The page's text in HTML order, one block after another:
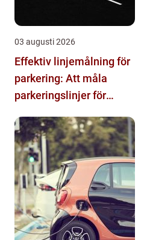
03 augusti 2026
Effektiv linjemålning för
parkering: Att måla
parkeringslinjer för
parkeringsytor